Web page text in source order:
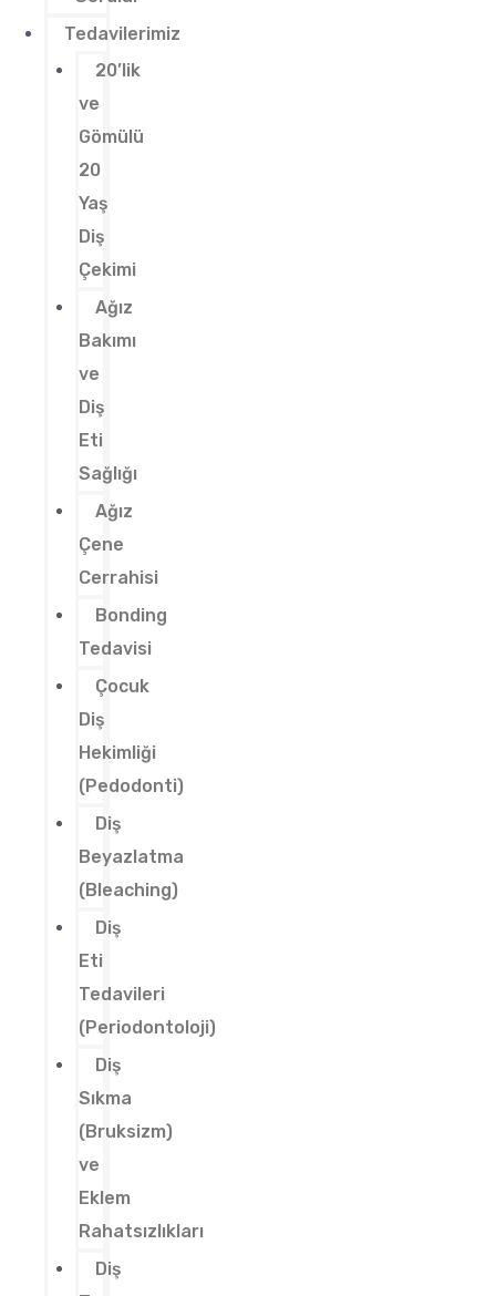
Tedavilerimiz
20’lik
ve
Gömülü
20
Yaş
Diş
Çekimi
Ağız
Bakımı
ve
Diş
Eti
Sağlığı
Ağız
Çene
Cerrahisi
Bonding
Tedavisi
Çocuk
Diş
Hekimliği
(Pedodonti)
Diş
Beyazlatma
(Bleaching)
Diş
Eti
Tedavileri
(Periodontoloji)
Diş
Sıkma
(Bruksizm)
ve
Eklem
Rahatsızlıkları
Diş